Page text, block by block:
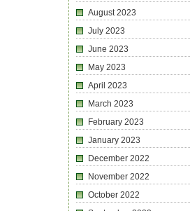
August 2023
July 2023
June 2023
May 2023
April 2023
March 2023
February 2023
January 2023
December 2022
November 2022
October 2022